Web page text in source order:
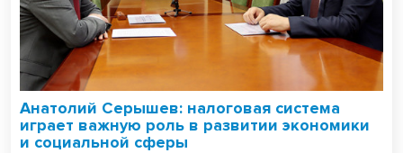
Анатолий Серышев: налоговая система
играет важную роль в развитии экономики
и социальной сферы